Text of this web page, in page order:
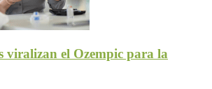
viralizan el Ozempic para la